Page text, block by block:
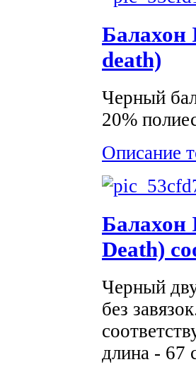
Балахон
death)
Черный
20%
Описание
Балахон
Death)
Черный
без
длина - 67